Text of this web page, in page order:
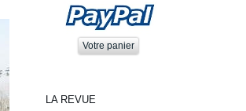
LA REVUE